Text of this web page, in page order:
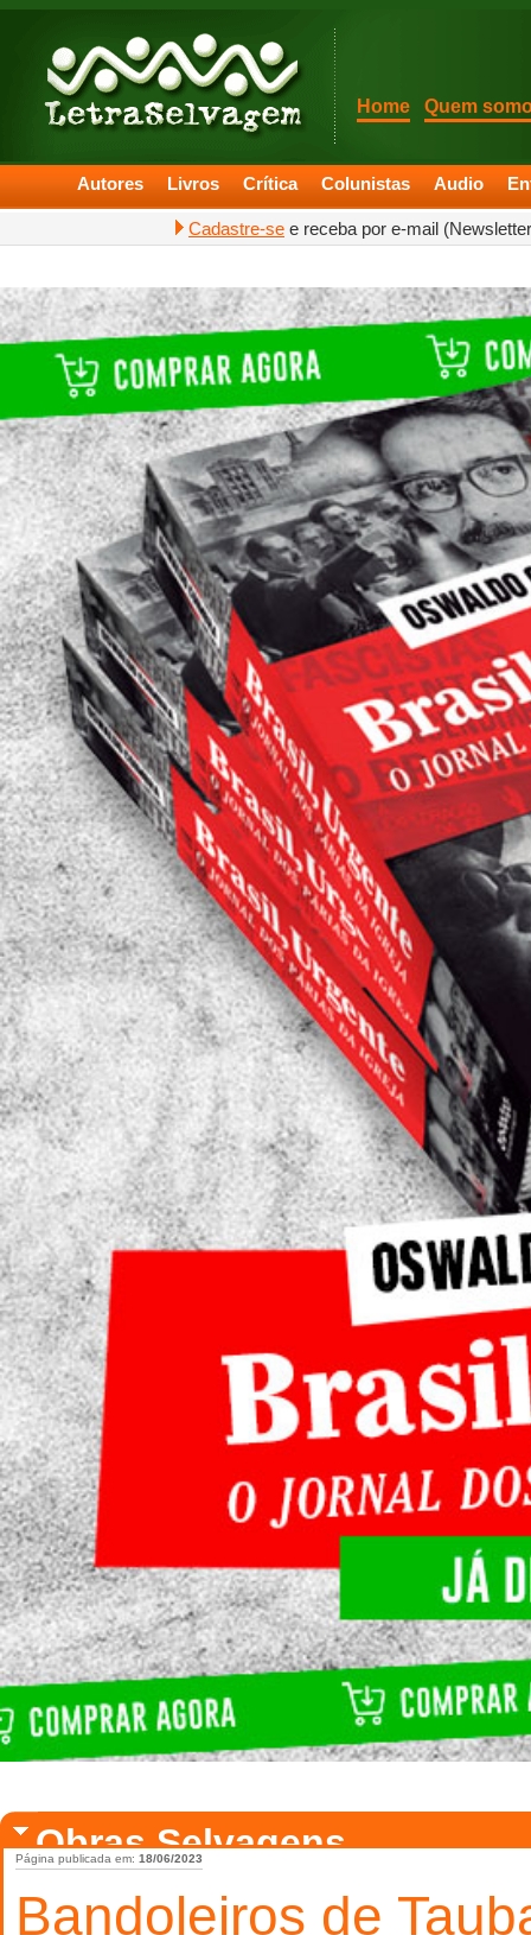
Home Quem
Autores Livros Crítica Colunistas Audio
Cadastre-se e receba por e-mail
Obras Selvagens
Bandoleiros de
Página publicada em: 18/06/2023